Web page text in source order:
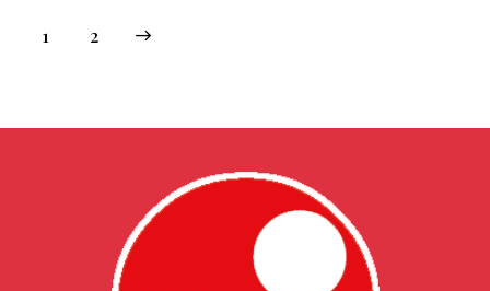
1 2
→